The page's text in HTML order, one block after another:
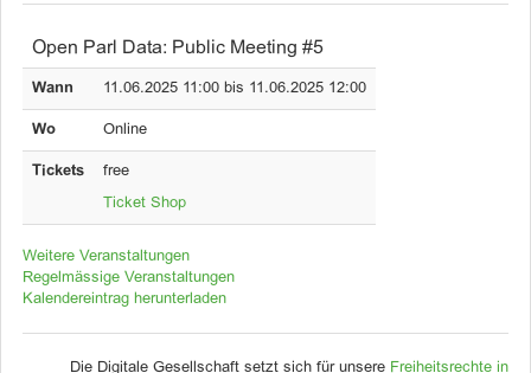
Open Parl Data: Public Meeting #5
Wann 11.06.2025 11:00 bis 11.06.2025 12:00
Wo Online
Tickets free
Ticket Shop
Weitere Veranstaltungen
Regelmässige Veranstaltungen
Kalendereintrag herunterladen
Die Digitale Gesellschaft setzt sich für unsere Freiheitsrechte in